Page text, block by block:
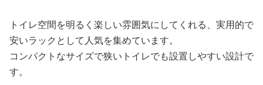
トイレ空間を明るく楽しい雰囲気にしてくれる、実用的で
安いラックとして人気を集めています。
コンパクトなサイズで狭いトイレでも設置しやすい設計で
す。